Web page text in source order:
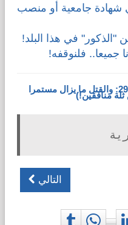
شهادة جامعية أو منصب
في هذا البلد!
جميعا.. فلنوقفه!
- افتتاحية مرصد نساء سورية، (29/10: والقتل ما يزال مستمرا
منافقين!)
التالي